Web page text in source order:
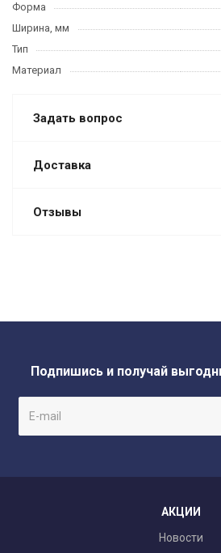
Форма
Ширина, мм
Тип
Материал
Задать вопрос
Доставка
Отзывы
Подпишись и получай
АКЦИИ
Новости